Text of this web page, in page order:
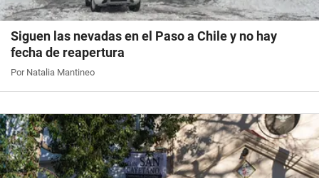
Siguen las nevadas en el Paso a Chile y no hay
fecha de reapertura
Por Natalia Mantineo